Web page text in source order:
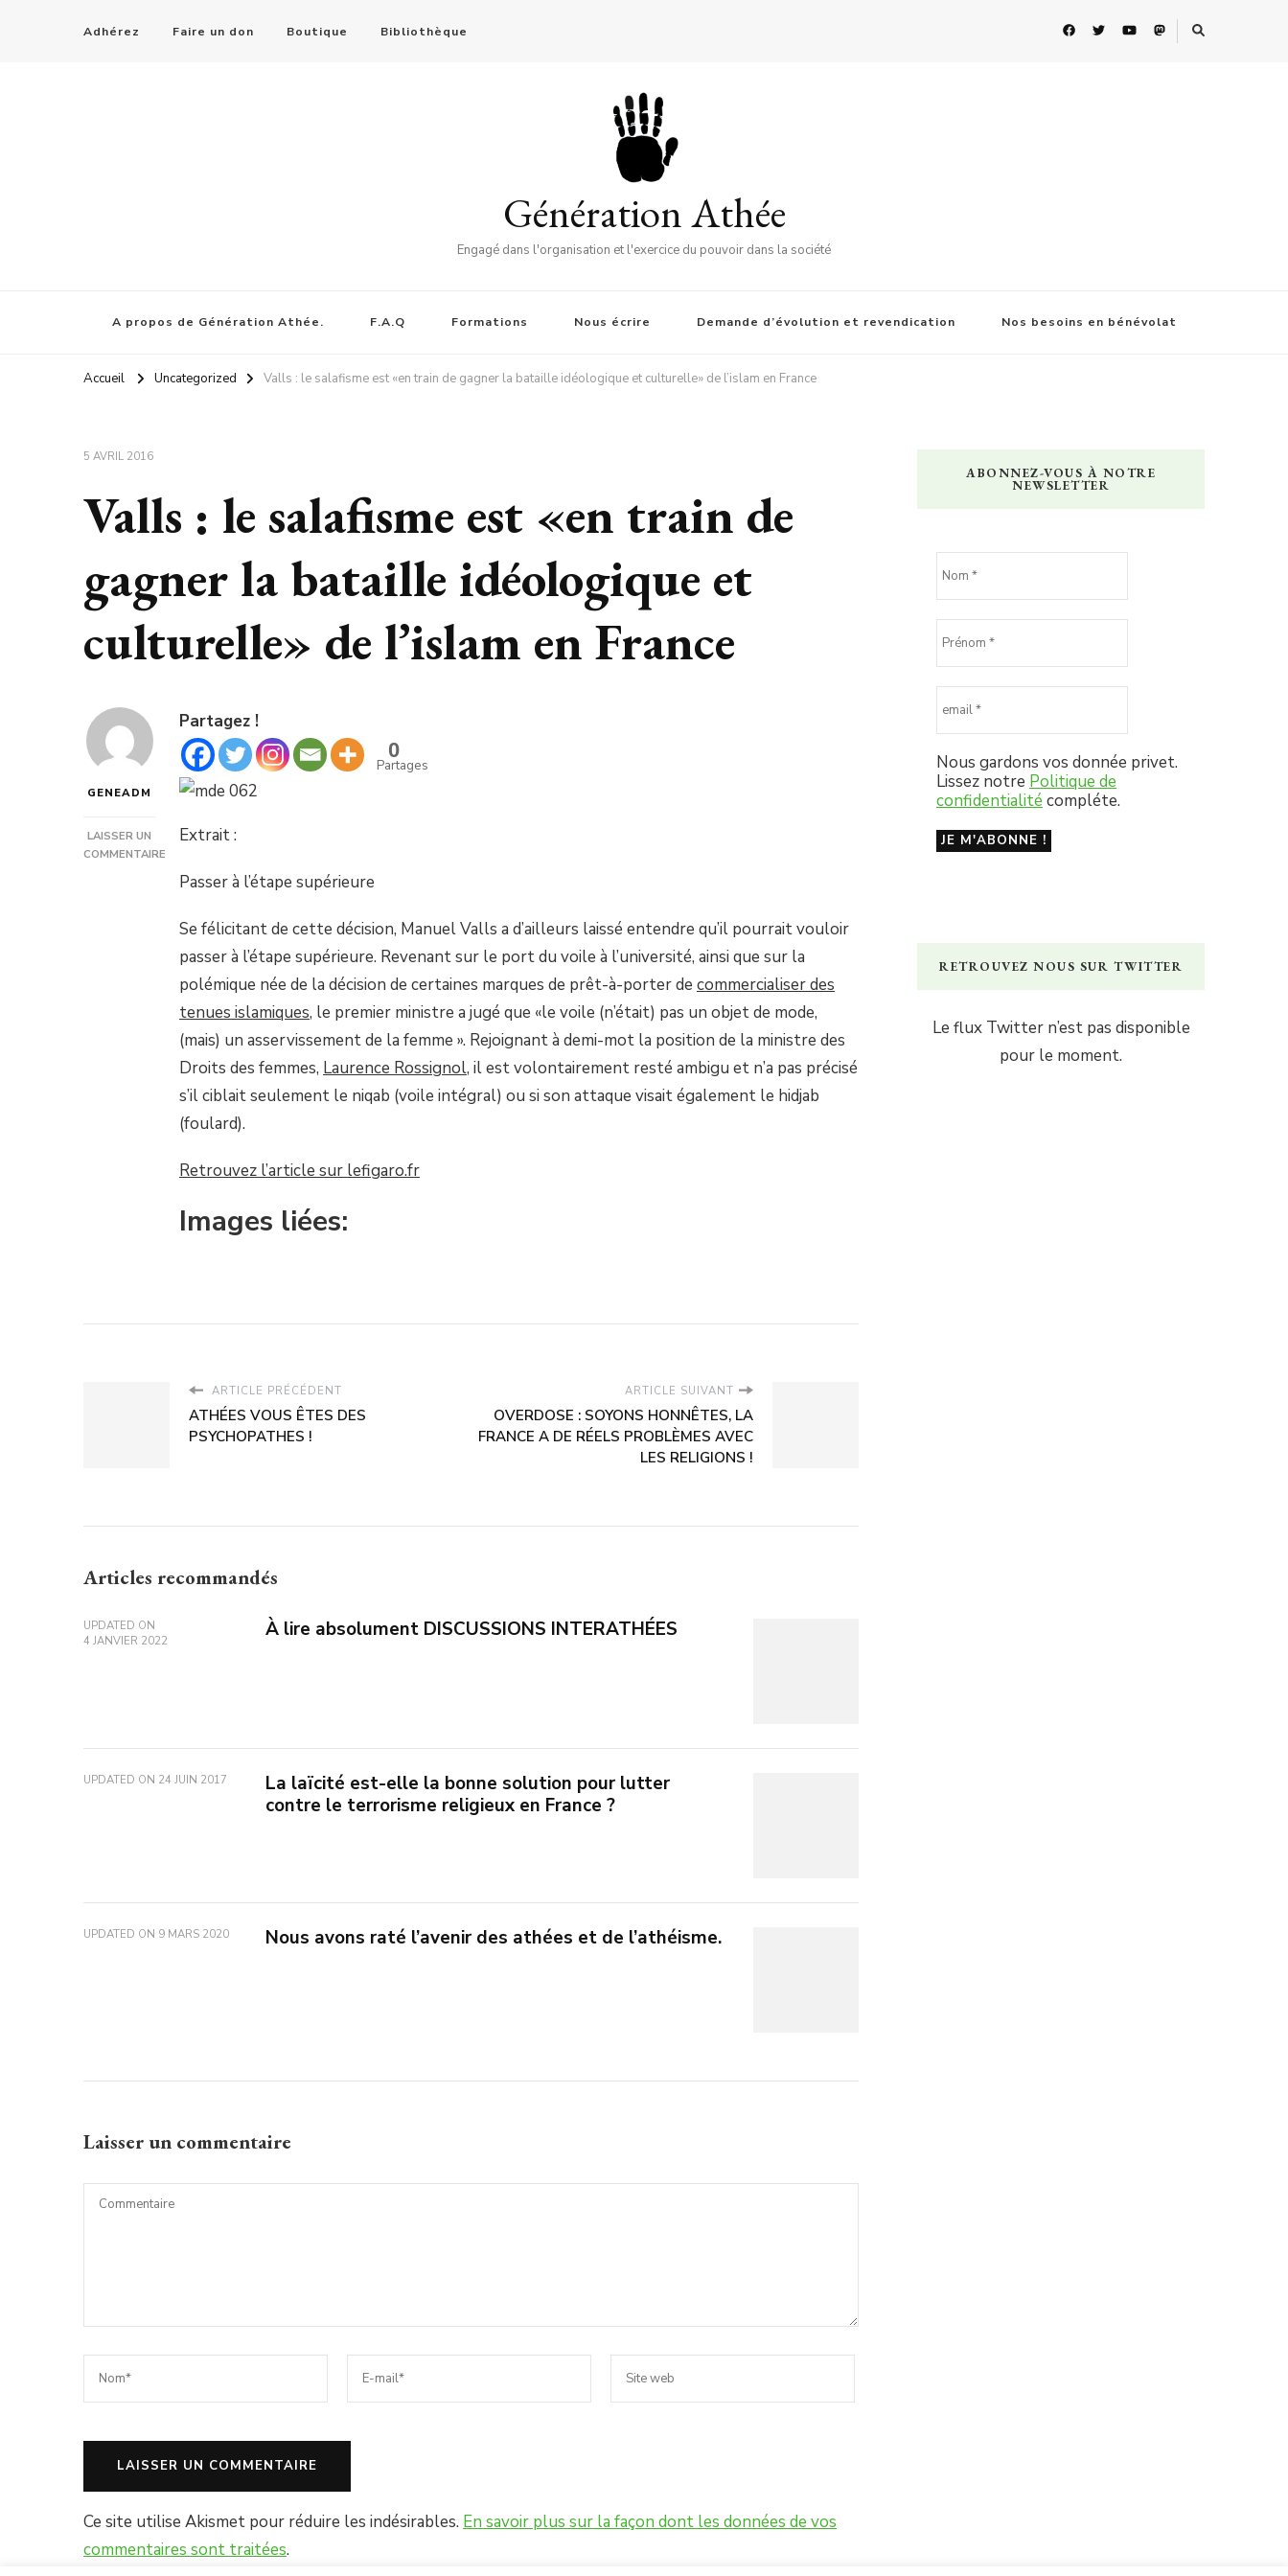
Adhérez Faire un don Boutique Bibliothèque
Génération Athée
Engagé dans l'organisation et l'exercice du pouvoir dans la société
A propos de Génération Athée. F.A.Q Formations Nous écrire Demande d’évolution et revendication Nos besoins en bénévolat
Accueil Uncategorized Valls : le salafisme est «en train de gagner la bataille idéologique et culturelle» de l’islam en France
5 AVRIL 2016
Valls : le salafisme est «en train de
gagner la bataille idéologique et
culturelle» de l’islam en France
GENEADM
LAISSER UN
COMMENTAIRE
IDÉOLOGIQUE
CULTURELLE»
Partagez !
0
Partages
Extrait :
Passer à l’étape supérieure
Se félicitant de cette décision, Manuel Valls a d’ailleurs laissé entendre qu’il pourrait vouloir
passer à l’étape supérieure. Revenant sur le port du voile à l’université, ainsi que sur la
polémique née de la décision de certaines marques de prêt-à-porter de commercialiser des
tenues islamiques, le premier ministre a jugé que «le voile (n’était) pas un objet de mode,
(mais) un asservissement de la femme ». Rejoignant à demi-mot la position de la ministre des
Droits des femmes, Laurence Rossignol, il est volontairement resté ambigu et n’a pas précisé
s’il ciblait seulement le niqab (voile intégral) ou si son attaque visait également le hidjab
(foulard).
Retrouvez l’article sur lefigaro.fr
Images liées:
ARTICLE PRÉCÉDENT
ATHÉES VOUS ÊTES DES
PSYCHOPATHES !
ARTICLE SUIVANT
OVERDOSE : SOYONS HONNÊTES, LA
FRANCE A DE RÉELS PROBLÈMES AVEC
LES RELIGIONS !
Articles recommandés
UPDATED ON
4 JANVIER 2022
À lire absolument DISCUSSIONS INTERATHÉES
UPDATED ON 24 JUIN 2017
La laïcité est-elle la bonne solution pour lutter
contre le terrorisme religieux en France ?
UPDATED ON 9 MARS 2020 Nous avons raté l’avenir des athées et de l’athéisme.
Laisser un commentaire
Ce site utilise Akismet pour réduire les indésirables. En savoir plus sur la façon dont les données de vos
commentaires sont traitées.
ABONNEZ-VOUS À NOTRE
NEWSLETTER
Nous gardons vos donnée privet.
Lissez notre Politique de
confidentialité compléte.
RETROUVEZ NOUS SUR TWITTER
Le flux Twitter n’est pas disponible
pour le moment.